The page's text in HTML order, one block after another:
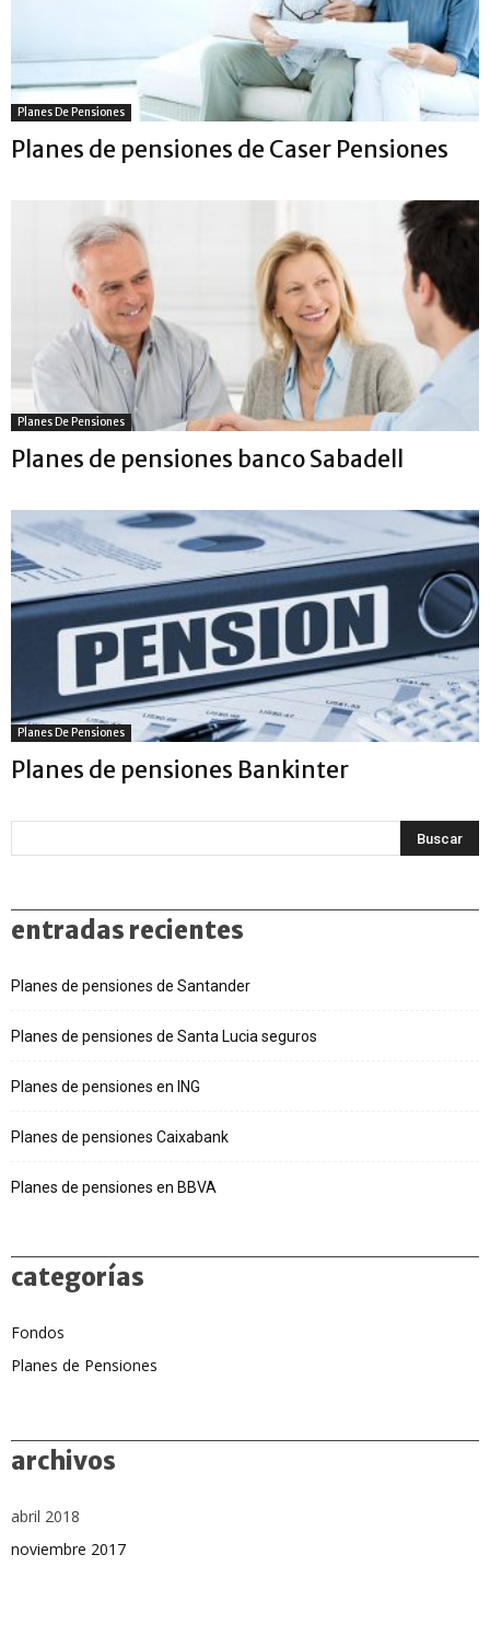
Planes De Pensiones
Planes de pensiones de Caser Pensiones
Planes De Pensiones
Planes de pensiones banco Sabadell
Planes De Pensiones
Planes de pensiones Bankinter
entradas recientes
Planes de pensiones de Santander
Planes de pensiones de Santa Lucia seguros
Planes de pensiones en ING
Planes de pensiones Caixabank
Planes de pensiones en BBVA
categorías
Fondos
Planes de Pensiones
archivos
abril 2018
noviembre 2017